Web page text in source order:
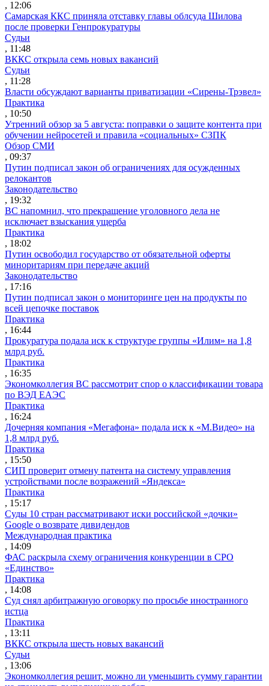
, 12:06
Самарская ККС приняла отставку главы облсуда Шилова
после проверки Генпрокуратуры
Судьи
, 11:48
ВККС открыла семь новых вакансий
Судьи
, 11:28
Власти обсуждают варианты приватизации «Сирены-Трэвел»
Практика
, 10:50
Утренний обзор за 5 августа: поправки о защите контента при
обучении нейросетей и правила «социальных» СЗПК
Обзор СМИ
, 09:37
Путин подписал закон об ограничениях для осужденных
релокантов
Законодательство
, 19:32
ВС напомнил, что прекращение уголовного дела не
исключает взыскания ущерба
Практика
, 18:02
Путин освободил государство от обязательной оферты
миноритариям при передаче акций
Законодательство
, 17:16
Путин подписал закон о мониторинге цен на продукты по
всей цепочке поставок
Практика
, 16:44
Прокуратура подала иск к структуре группы «Илим» на 1,8
млрд руб.
Практика
, 16:35
Экономколлегия ВС рассмотрит спор о классификации товара
по ВЭД ЕАЭС
Практика
, 16:24
Дочерняя компания «Мегафона» подала иск к «М.Видео» на
1,8 млрд руб.
Практика
, 15:50
СИП проверит отмену патента на систему управления
устройствами после возражений «Яндекса»
Практика
, 15:17
Суды 10 стран рассматривают иски российской «дочки»
Google о возврате дивидендов
Международная практика
, 14:09
ФАС раскрыла схему ограничения конкуренции в СРО
«Единство»
Практика
, 14:08
Суд снял арбитражную оговорку по просьбе иностранного
истца
Практика
, 13:11
ВККС открыла шесть новых вакансий
Судьи
, 13:06
Экономколлегия решит, можно ли уменьшить сумму гарантии